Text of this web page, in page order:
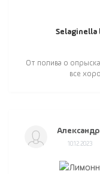
Selaginella
От полива о
все
10.12.2023